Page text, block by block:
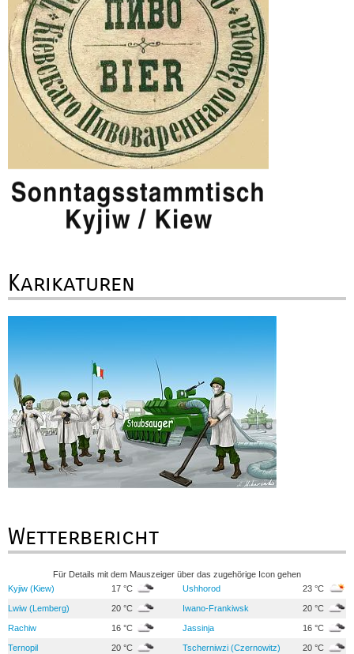
Karikaturen
Wetterbericht
Für Details mit dem Mauszeiger über das zugehörige Icon gehen
Kyjiw (Kiew)
17 °C Ushhorod 23 °C
Lwiw (Lemberg) 20 °C Iwano-Frankiwsk 20 °C
Rachiw 16 °C Jassinja 16 °C
Ternopil 20 °C Tscherniwzi (Czernowitz) 20 °C